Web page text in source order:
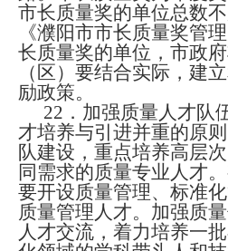
市长质量奖的单位总数
《濮阳市市长质量奖管
长质量奖的单位，市政
（区）要结合实际，建
励政策。
22 ．加强质量人才队
才培养与引进并重的原
队建设，重点培养高层
同需求的质量专业人才
要开设质量管理、标准
质量管理人才。加强质
人才交流 ， 着力培养一